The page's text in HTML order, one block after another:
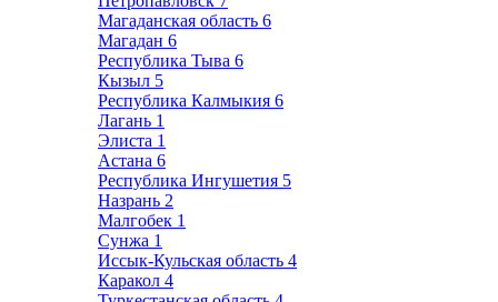
Магаданская область 6
Магадан 6
Республика Тыва 6
Кызыл 5
Республика Калмыкия 6
Лагань 1
Элиста 1
Астана 6
Республика Ингушетия 5
Назрань 2
Малгобек 1
Сунжа 1
Иссык-Кульская область 4
Каракол 4